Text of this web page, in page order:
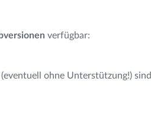
verfügbar:
ohne Unterstützung!) sind